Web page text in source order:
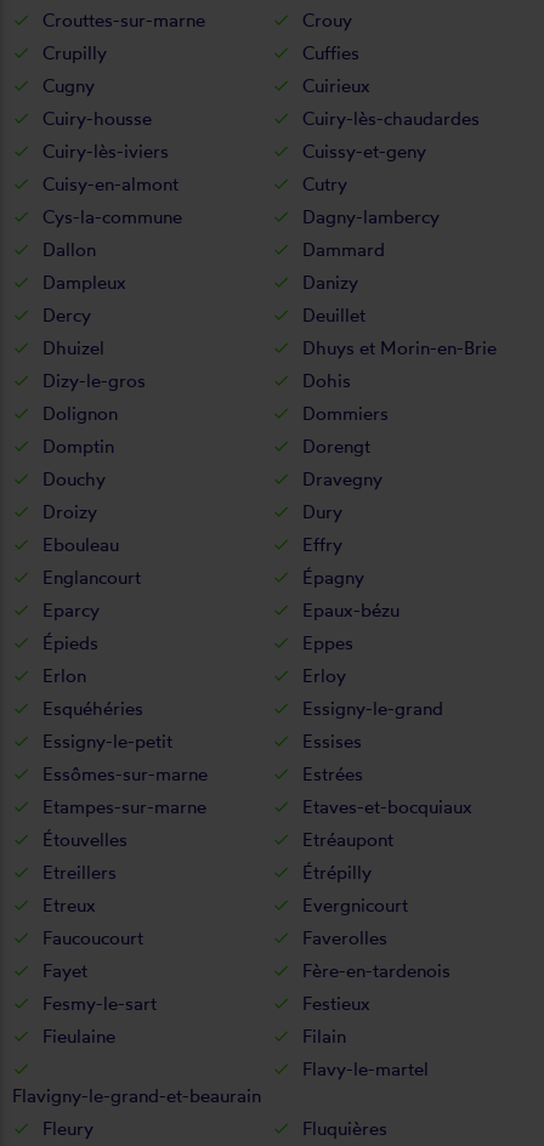
Crouttes-sur-marne
Crouy
Crupilly
Cuffies
Cugny
Cuirieux
Cuiry-housse
Cuiry-lès-chaudardes
Cuiry-lès-iviers
Cuissy-et-geny
Cuisy-en-almont
Cutry
Cys-la-commune
Dagny-lambercy
Dallon
Dammard
Dampleux
Danizy
Dercy
Deuillet
Dhuizel
Dhuys et Morin-en-Brie
Dizy-le-gros
Dohis
Dolignon
Dommiers
Domptin
Dorengt
Douchy
Dravegny
Droizy
Dury
Ebouleau
Effry
Englancourt
Épagny
Eparcy
Epaux-bézu
Épieds
Eppes
Erlon
Erloy
Esquéhéries
Essigny-le-grand
Essigny-le-petit
Essises
Essômes-sur-marne
Estrées
Etampes-sur-marne
Etaves-et-bocquiaux
Étouvelles
Etréaupont
Etreillers
Étrépilly
Etreux
Evergnicourt
Faucoucourt
Faverolles
Fayet
Fère-en-tardenois
Fesmy-le-sart
Festieux
Fieulaine
Filain
Flavigny-le-grand-et-beaurain
Flavy-le-martel
Fleury
Fluquières